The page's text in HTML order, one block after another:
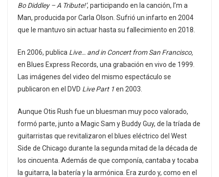
Bo Diddley – A Tribute!’, participando en la canción, I’m a
Man, producida por Carla Olson. Sufrió un infarto en 2004
que le mantuvo sin actuar hasta su fallecimiento en 2018.
En 2006, publica Live… and in Concert from San Francisco,
en Blues Express Records, una grabación en vivo de 1999. ​
Las imágenes del video del mismo espectáculo se
publicaron en el DVD Live Part 1en 2003.
Aunque Otis Rush fue un bluesman muy poco valorado,
formó parte, junto a Magic Sam y Buddy Guy, de la tríada de
guitarristas que revitalizaron el blues eléctrico del West
Side de Chicago durante la segunda mitad de la década de
los cincuenta. Además de que componía, cantaba y tocaba
la guitarra, la batería y la armónica. Era zurdo y, como en el